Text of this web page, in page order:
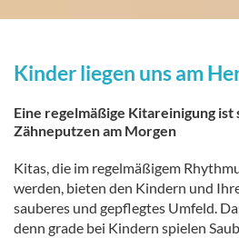
Kinder liegen uns am
Eine regelmäßige Kitareinigung ist
Zähneputzen am Morgen
Kitas, die im regelmäßigem
werden, bieten den Kindern und
sauberes und gepflegtes Umfeld.
denn grade bei Kindern spielen